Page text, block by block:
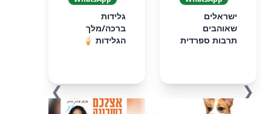
❮
ישראלים
שאוהבים
תרבות ספרדית
גלידות
ברכה/מלך
הגלידות 🍦
❯